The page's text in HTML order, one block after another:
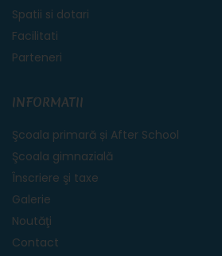
Spatii si dotari
Facilitati
Parteneri
INFORMATII
Şcoala primară și After School
Şcoala gimnazială
Înscriere şi taxe
Galerie
Noutăţi
Contact